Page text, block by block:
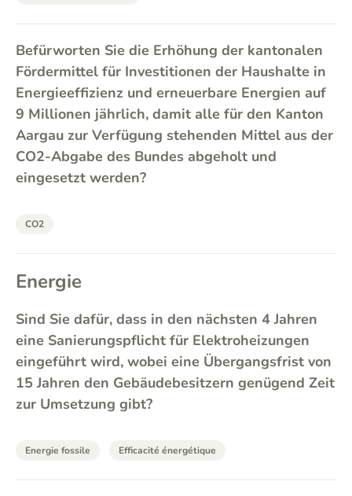
Befürworten Sie die Erhöhung der kantonalen
Fördermittel für Investitionen der Haushalte in
Energieeffizienz und erneuerbare Energien auf
9 Millionen jährlich, damit alle für den Kanton
Aargau zur Verfügung stehenden Mittel aus der
CO2-Abgabe des Bundes abgeholt und
eingesetzt werden?
CO2
Energie
Sind Sie dafür, dass in den nächsten 4 Jahren
eine Sanierungspflicht für Elektroheizungen
eingeführt wird, wobei eine Übergangsfrist von
15 Jahren den Gebäudebesitzern genügend Zeit
zur Umsetzung gibt?
Energie fossile Efficacité énergétique